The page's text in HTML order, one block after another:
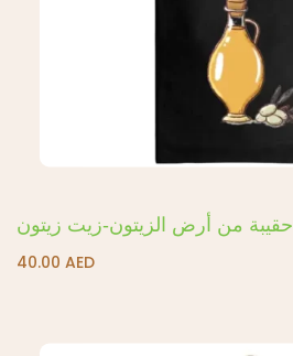
حقيبة من أرض الزيتون-زيت زيتون
40.00 AED